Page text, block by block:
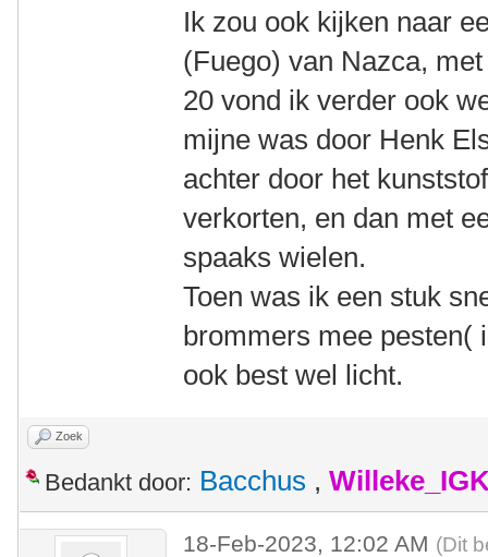
Ik zou ook kijken naar
(Fuego) van Nazca,
20 vond ik verder ook
mijne was door Henk
achter door het
verkorten, en dan met
spaaks wielen.
Toen was ik een stuk
brommers mee pesten(
ook best wel licht.
Zoek
Bedankt door: Bacchus ,
18-Feb-2023, 12:02 AM (Dit